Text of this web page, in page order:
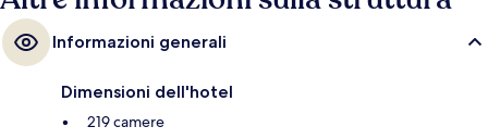
Informazioni generali
Dimensioni dell'hotel
219 camere